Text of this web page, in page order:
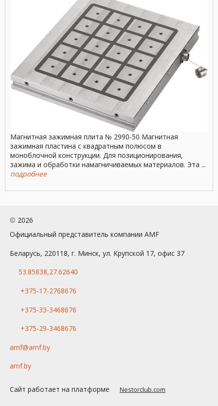
Магнитная зажимная плита № 2990-50 Магнитная
зажимная пластина с квадратным полюсом в
моноблочной конструкции. Для позиционирования,
зажима и обработки намагничиваемых материалов. Эта ...
подробнее
© 2026
Официальный представитель компании AMF
Беларусь, 220118, г. Минск, ул. Крупской 17, офис 37
53.85838,27.62640
+375-17-2768676
+375-33-3468676
+375-29-3468676
amf@amf.by
amf.by
Сайт работает на платформе Nestorclub.com